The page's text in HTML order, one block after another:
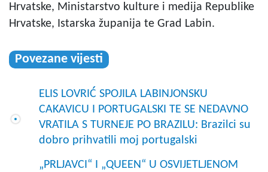
Hrvatske, Ministarstvo kulture i medija Republike
Hrvatske, Istarska županija te Grad Labin.
Povezane vijesti
ELIS LOVRIĆ SPOJILA LABINJONSKU
CAKAVICU I PORTUGALSKI TE SE NEDAVNO
VRATILA S TURNEJE PO BRAZILU: Brazilci su
dobro prihvatili moj portugalski
„PRLJAVCI“ I „QUEEN“ U OSVIJETLJENOM